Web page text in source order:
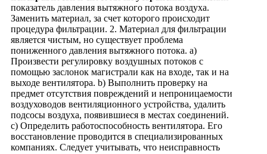
показатель давления вытяжного потока воздуха.
Заменить материал, за счет которого происходит
процедура фильтрации. 2. Материал для фильтрации
является чистым, но существует проблема
пониженного давления вытяжного потока. a)
Произвести регулировку воздушных потоков с
помощью заслонок магистрали как на входе, так и на
выходе вентилятора. b) Выполнить проверку на
предмет отсутствия повреждений и непроницаемости
воздуховодов вентиляционного устройства, удалить
подсосы воздуха, появившиеся в местах соединений.
c) Определить работоспособность вентилятора. Его
восстановление проводится в специализированных
компаниях. Следует учитывать, что неисправность